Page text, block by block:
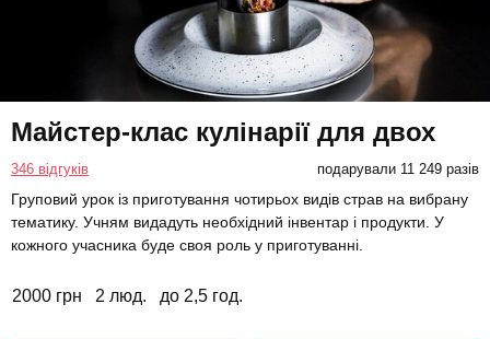
Майстер-клас кулінарії для двох
346 відгуків подарували 11 249 разів
Груповий урок із приготування чотирьох видів страв на вибрану
тематику. Учням видадуть необхідний інвентар і продукти. У
кожного учасника буде своя роль у приготуванні.
2000 грн 2 люд. до 2,5 год.